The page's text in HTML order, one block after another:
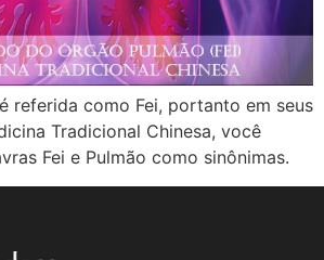
referida como Fei, portanto em seus
Tradicional Chinesa, você
Fei e Pulmão como sinônimas.